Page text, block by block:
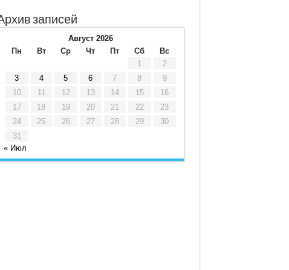
записей
Август 2026
Пн
Вт Ср Чт Пт Сб
Вс
1
2
3
4 5 6 7 8
9
10
11 12 13 14 15
16
17
18 19 20 21 22
23
24
25 26 27 28 29
30
31
« Июл